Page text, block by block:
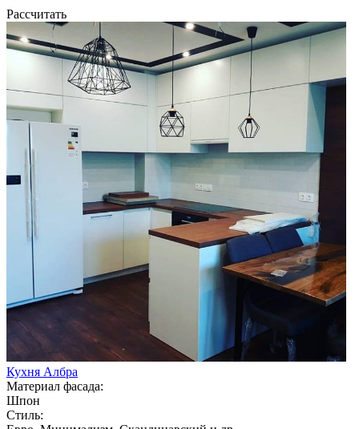
Рассчитать
Кухня Албра
Материал фасада:
Шпон
Стиль: